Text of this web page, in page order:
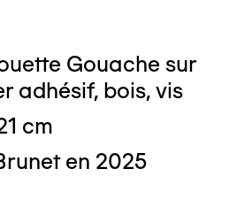
Gouache sur
adhésif, bois, vis
cm
en 2025